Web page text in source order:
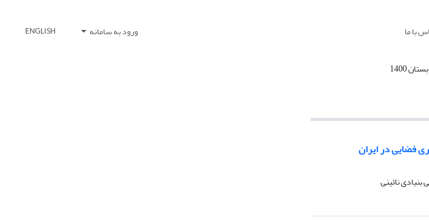
با ما ورود به سامانه ENGLISH
فضایی در ایران
نائینی